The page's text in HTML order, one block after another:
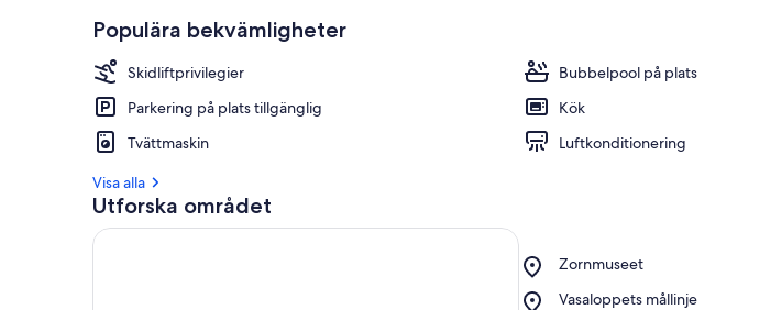
Populära bekvämligheter
Skidliftprivilegier
Bubbelpool på plats
Parkering på plats tillgänglig
Kök
Tvättmaskin
Luftkonditionering
Visa alla
Utforska området
Zornmuseet
Place,
Vasaloppets mållinje
Place,